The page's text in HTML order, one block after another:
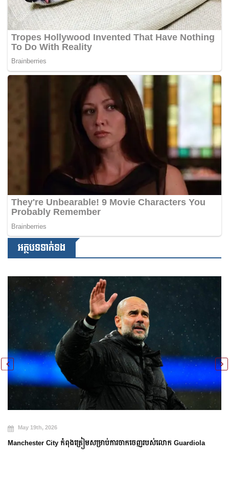
អត្ថបទទាក់ទង
May 19th, 2026
Manchester City កំពុងត្រៀមសម្រាប់ការចាកចេញរបស់លោក Guardiola